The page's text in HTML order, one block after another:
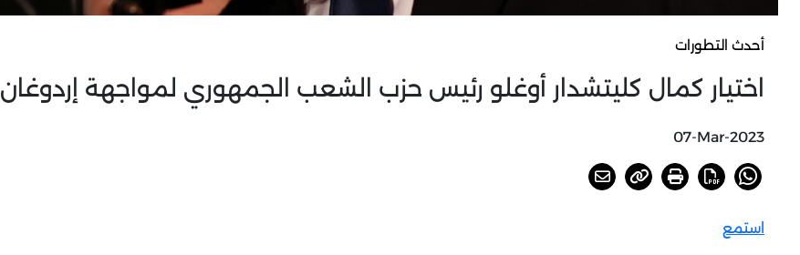
أحدث التطورات
اختيار كمال كليتشدار أوغلو رئيس حزب الشعب الجمهوري لمواجهة إردوغان
07-Mar-2023
استمع